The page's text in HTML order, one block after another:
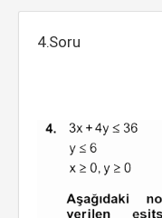
4.Soru